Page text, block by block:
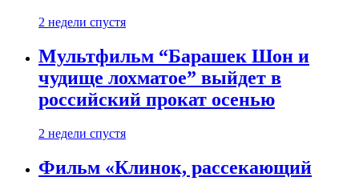
2 недели спустя
Мультфильм “Барашек Шон и
чудище лохматое” выйдет в
российский прокат осенью
2 недели спустя
Фильм «Клинок, рассекающий